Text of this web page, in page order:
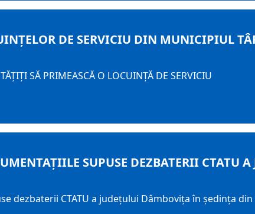
DE SERVICIU DIN MUNICIPIUL
SĂ PRIMEASCĂ O LOCUINŢĂ DE SERVICIU
SUPUSE DEZBATERII CTATU
dezbaterii CTATU a județului Dâmbovița în ședința din